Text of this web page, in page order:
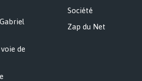
de
Société
Zap du Net